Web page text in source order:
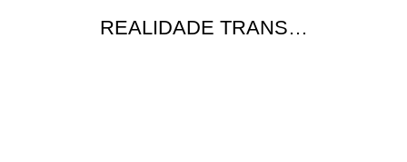
REALIDADE TRANS…